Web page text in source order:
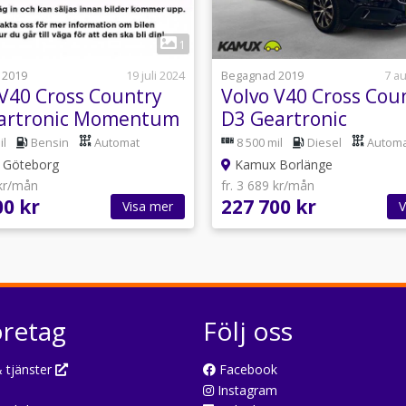
1
19 juli 2024
Cross Country
Momentum
Bensin Automat
mån
kr Visa mer
1
Begagnad 2019
7
Volvo V40 Cross
D3 Geartronic
Teknikpaket
150hk
8 500 mil Diesel
Kamux Borlänge
fr. 3 689 kr/mån
227 700 kr
tjänster
Följ oss
Facebook
Instagram